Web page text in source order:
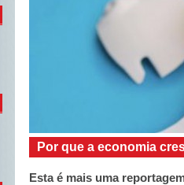
Por que a economia
Esta é mais uma